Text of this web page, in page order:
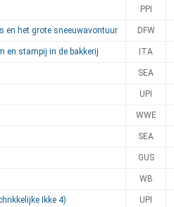
PPI
en het grote sneeuwavontuur DFW
en stampij in de bakkerij ITA
SEA
UPI
WWE
SEA
GUS
WB
Ikke 4) UPI